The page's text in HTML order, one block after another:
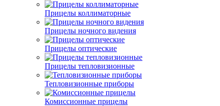
Прицелы коллиматорные
Прицелы ночного видения
Прицелы оптические
Прицелы тепловизионные
Тепловизионные приборы
Комиссионные прицелы